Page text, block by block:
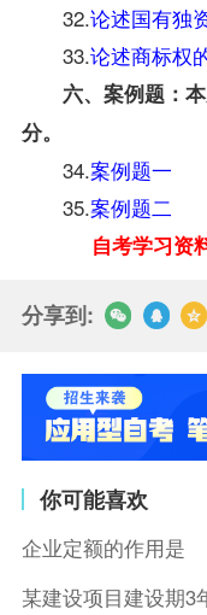
32.论述国有独
33.论述商标权
六、案例题：
分。
34.案例题一
35.案例题二
自考学习资
分享到:
你可能喜欢
企业定额的作用是